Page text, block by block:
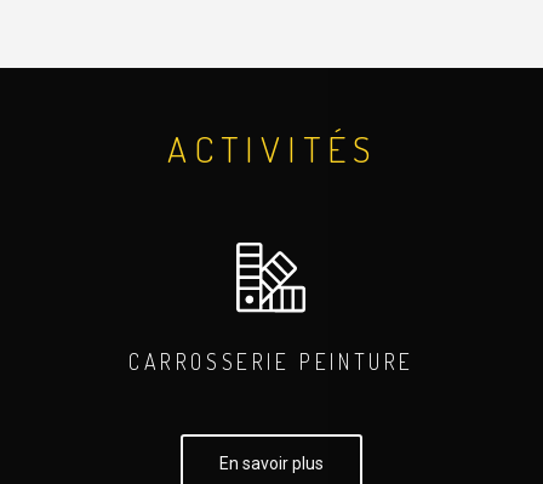
ACTIVITÉS
CARROSSERIE PEINTURE
En savoir plus